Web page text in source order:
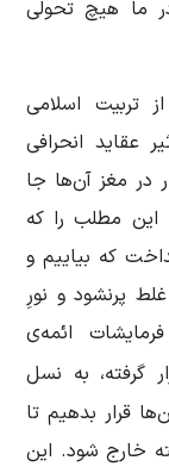
ما هیچ تحولی
تربیت اسلامی
عقاید انحرافی
در مغز آن‌ها جا
این مطلب را كه
كه بیاییم و
پرنشود و نورِ
ائمه‌ی
گرفته، به نسل
قرار بدهیم تا
خارج شود. این